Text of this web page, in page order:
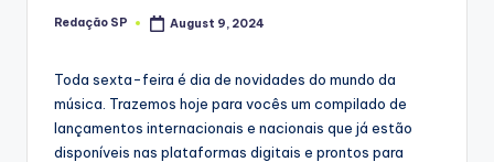
Posted
Redação SP August 9, 2024
Toda sexta-feira é dia de novidades do mundo da
música. Trazemos hoje para vocês um compilado de
lançamentos internacionais e nacionais que já estão
disponíveis nas plataformas digitais e prontos para